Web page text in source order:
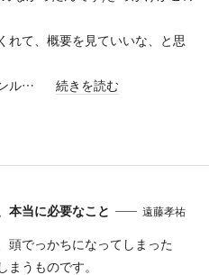
れて、概要を見ていいな、と思
ル…
続きを読む
本当に必要なこと
遠藤孝祐
頭でっかちになってしまった
うものです。